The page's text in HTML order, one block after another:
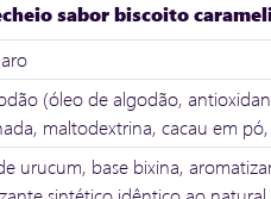
sabor biscoito
(óleo de algodão,
maltodextrina, cacau em
urucum, base bixina,